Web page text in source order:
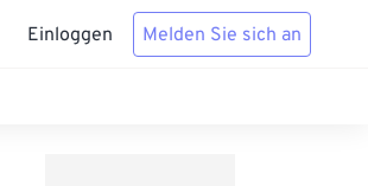
Einloggen Melden Sie sich an